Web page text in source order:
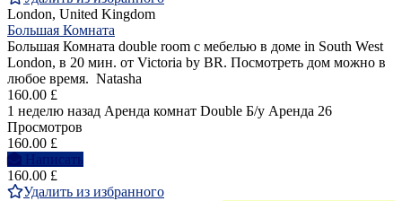
London, United Kingdom
Большая Комната
Большая Комната double room с мебелью в доме in South West
London, в 20 мин. от Victoria by BR. Посмотреть дом можно в
любое время. Natasha
160.00 £
1 неделю назад Аренда комнат Double Б/у Аренда 26
Просмотров
160.00 £
Написать
160.00 £
Удалить из избранного